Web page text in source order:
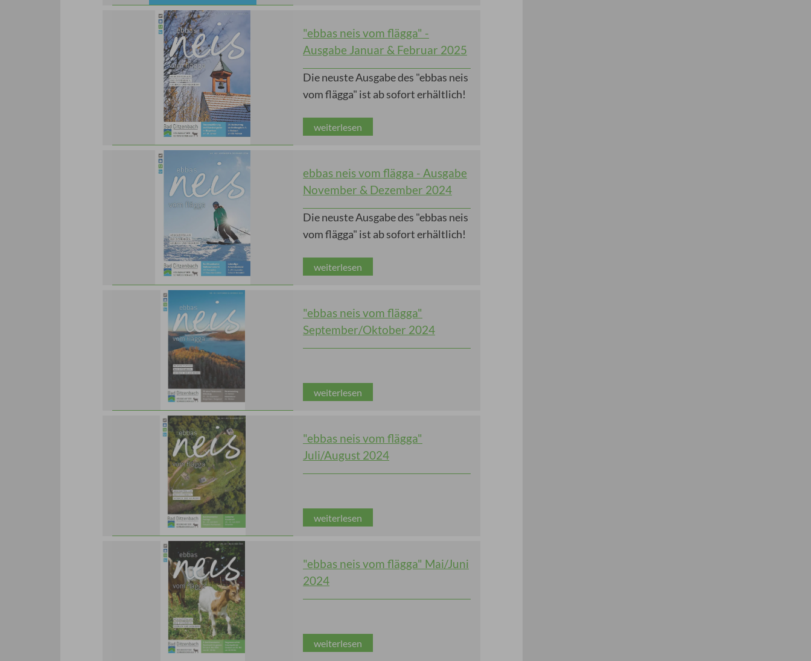
"ebbas neis vom flägga" -
Ausgabe Januar & Februar 2025
Die neuste Ausgabe des "ebbas neis
vom flägga" ist ab sofort erhältlich!
weiterlesen
ebbas neis vom flägga - Ausgabe
November & Dezember 2024
Die neuste Ausgabe des "ebbas neis
vom flägga" ist ab sofort erhältlich!
weiterlesen
"ebbas neis vom flägga"
September/Oktober 2024
weiterlesen
"ebbas neis vom flägga"
Juli/August 2024
weiterlesen
"ebbas neis vom flägga" Mai/Juni
2024
weiterlesen